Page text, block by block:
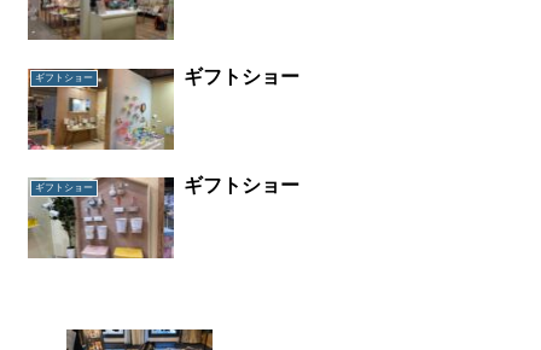
ギフトショー ギフトショー
ギフトショー ギフトショー